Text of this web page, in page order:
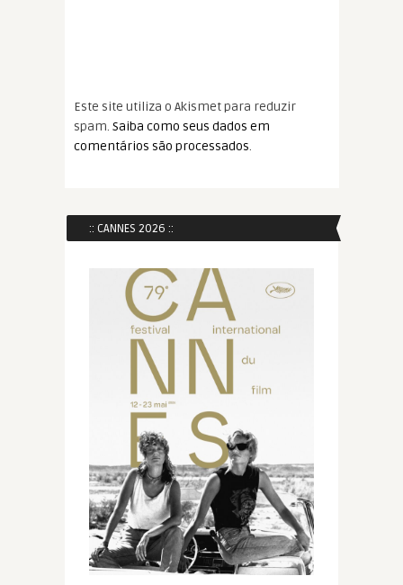
Este site utiliza o Akismet para reduzir
spam. Saiba como seus dados em
comentários são processados.
:: CANNES 2026 ::